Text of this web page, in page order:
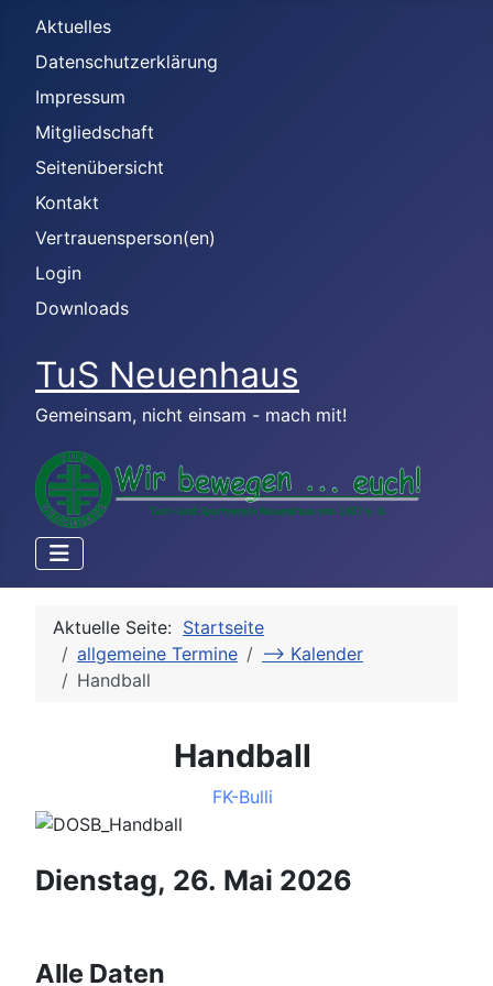
Aktuelles
Datenschutzerklärung
Impressum
Mitgliedschaft
Seitenübersicht
Kontakt
Vertrauensperson(en)
Login
Downloads
TuS Neuenhaus
Gemeinsam, nicht einsam - mach mit!
Aktuelle Seite: Startseite
allgemeine Termine
--> Kalender
Handball
Handball
FK-Bulli
Dienstag, 26. Mai 2026
Alle Daten